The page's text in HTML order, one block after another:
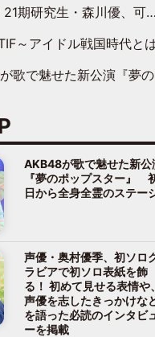
究生・森川優、可愛さもある大人の女性に
んだったのか～』第10回：さくら学院・武藤彩未×飯田らうら「正直、中3で辞めるというのを信じてなくて。そう言われてはいたけど、嘘でしょっ
た新公演『夢のポップスター』 初日から全身全霊のステージ
AKB48が歌で魅せた新公
『夢のポップスター』
日から全身全霊のステー
声優・奥村優季、初ソロ
ラビアで初ソロ表紙を飾
る！ 初めて見せる表情や、
声優を志したきっかけな
を語った必読のインタビ
ーを掲載